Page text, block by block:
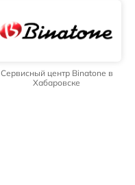
Сервисный центр Binatone в
Хабаровске